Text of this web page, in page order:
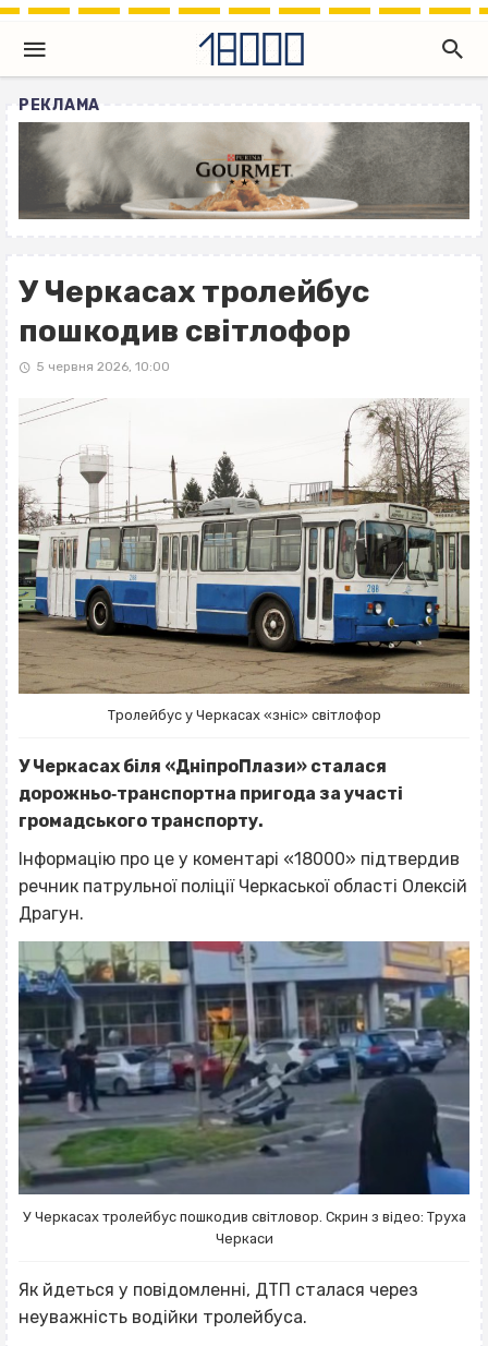
РЕКЛАМА
У Черкасах тролейбус
пошкодив світлофор
5 червня 2026, 10:00
Тролейбус у Черкасах «зніс» світлофор
У Черкасах біля «ДніпроПлази» сталася
дорожньо‐транспортна пригода за участі
громадського транспорту.
Інформацію про це у коментарі «18000» підтвердив
речник патрульної поліції Черкаської області Олексій
Драгун.
У Черкасах тролейбус пошкодив світловор. Скрин з відео: Труха
Черкаси
Як йдеться у повідомленні, ДТП сталася через
неуважність водійки тролейбуса.